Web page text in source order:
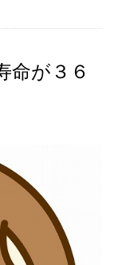
命が３６